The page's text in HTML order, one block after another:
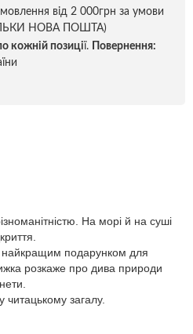
від 2 000грн за умови
НОВА ПОШТА)
кожній позиції.
Повернення:
На морі й на суші
подарунком для
розкаже про дива природи
загалу.